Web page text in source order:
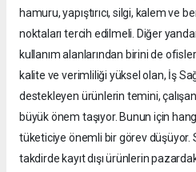
hamuru, yapıştırıcı, silgi, kalem ve
noktaları tercih edilmeli. Diğer
kullanım alanlarından birini de
kalite ve verimliliği yüksel olan, İş
destekleyen ürünlerin temini, çalışan
büyük önem taşıyor. Bunun için
tüketiciye önemli bir görev düşüyor.
takdirde kayıt dışı ürünlerin